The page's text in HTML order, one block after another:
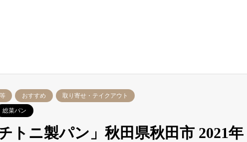
おすすめ 取り寄せ・テイクアウト
総菜パン
トニ製パン」秋田県秋田市 2021年